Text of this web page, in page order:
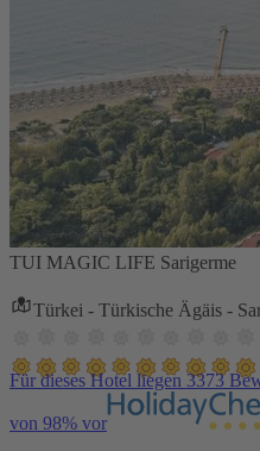
TUI MAGIC LIFE Sarigerme
Türkei - Türkische Ägäis -
Für dieses Hotel liegen 3373
von 98% vor